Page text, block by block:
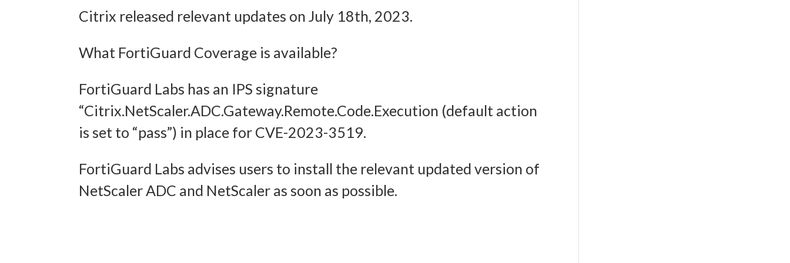
und Inhalten, Ihre Entscheidungen zum Datenschutz speichern und
Citrix released relevant updates on July 18th, 2023.
What FortiGuard Coverage is available?
FortiGuard Labs has an IPS signature
“Citrix.NetScaler.ADC.Gateway.Remote.Code.Execution (default action
is set to “pass”) in place for CVE-2023-3519.
FortiGuard Labs advises users to install the relevant updated version of
NetScaler ADC and NetScaler as soon as possible.